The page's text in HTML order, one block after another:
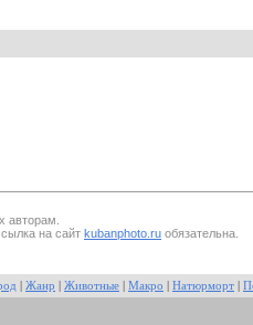
авторам.
на сайт kubanphoto.ru обязательна.
Жанр Животные Макро Натюрморт